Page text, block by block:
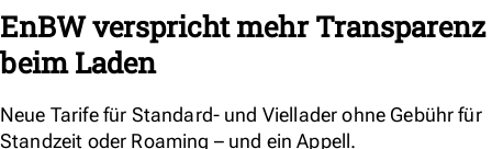
EnBW verspricht mehr Transparenz
beim Laden
Neue Tarife für Standard- und Viellader ohne Gebühr für
Standzeit oder Roaming – und ein Appell.